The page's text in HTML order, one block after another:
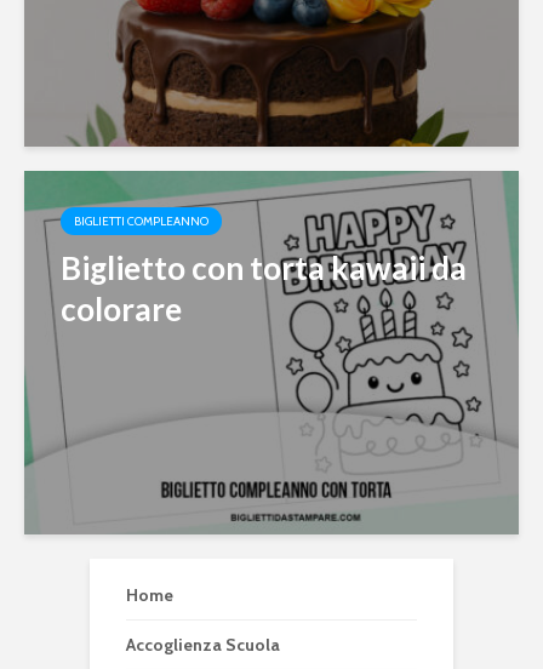
BIGLIETTI COMPLEANNO
Biglietto con torta kawaii da
colorare
Home
Accoglienza Scuola